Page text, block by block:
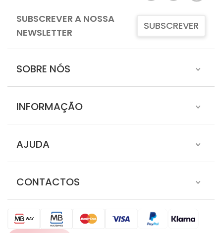
SUBSCREVER A NOSSA
NEWSLETTER
SUBSCREVER
SOBRE NÓS
INFORMAÇÃO
AJUDA
CONTACTOS